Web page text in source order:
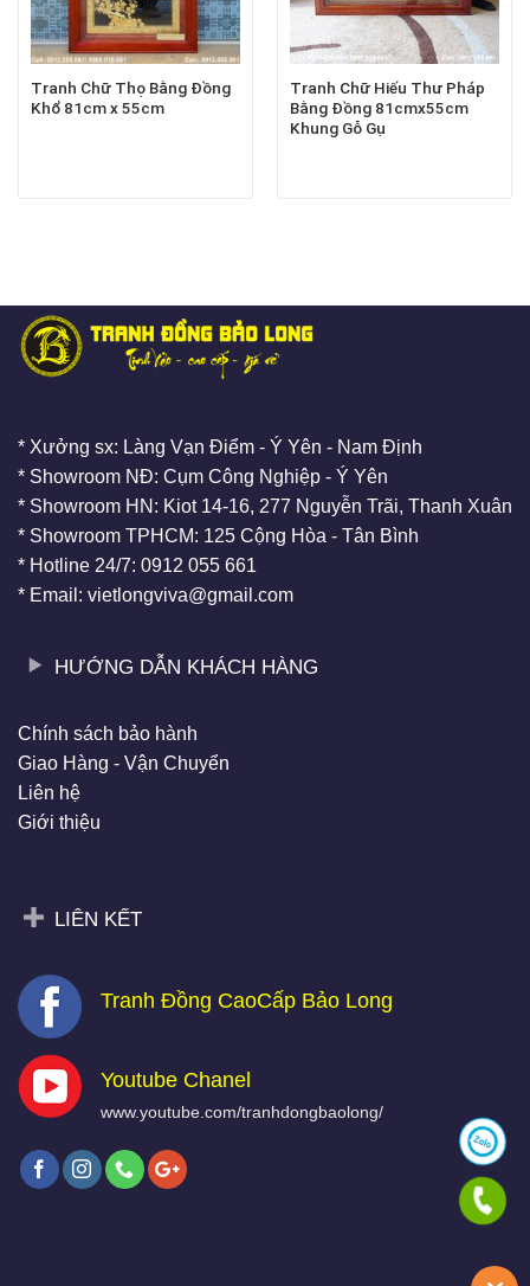
Tranh Chữ Thọ Bằng Đồng
Khổ 81cm x 55cm
Tranh Chữ Hiếu Thư Pháp
Bằng Đồng 81cmx55cm
Khung Gỗ Gụ
* Xưởng sx: Làng Vạn Điểm - Ý Yên - Nam Định
* Showroom NĐ: Cụm Công Nghiệp - Ý Yên
* Showroom HN: Kiot 14-16, 277 Nguyễn Trãi, Thanh Xuân
* Showroom TPHCM: 125 Cộng Hòa - Tân Bình
* Hotline 24/7: 0912 055 661
* Email: vietlongviva@gmail.com
HƯỚNG DẪN KHÁCH HÀNG
Chính sách bảo hành
Giao Hàng - Vận Chuyển
Liên hệ
Giới thiệu
LIÊN KẾT
Tranh Đồng CaoCấp Bảo Long
Youtube Chanel
www.youtube.com/tranhdongbaolong/